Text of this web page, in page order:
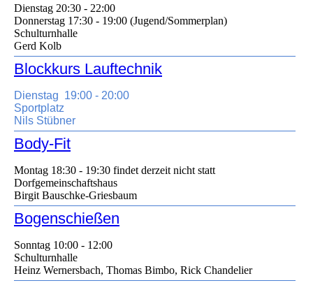
Dienstag 20:30 - 22:00
Donnerstag 17:30 - 19:00 (Jugend/Sommerplan)
Schulturnhalle
Gerd Kolb
Blockkurs Lauftechnik
Dienstag 19:00 - 20:00
Sportplatz
Nils Stübner
Body-Fit
Montag 18:30 - 19:30 findet derzeit nicht statt
Dorfgemeinschaftshaus
Birgit Bauschke-Griesbaum
Bogenschießen
Sonntag 10:00 - 12:00
Schulturnhalle
Heinz Wernersbach, Thomas Bimbo, Rick Chandelier